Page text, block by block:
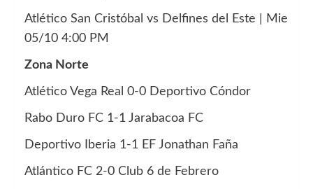
Atlético San Cristóbal vs Delfines del Este | Mie
05/10 4:00 PM
Zona Norte
Atlético Vega Real 0-0 Deportivo Cóndor
Rabo Duro FC 1-1 Jarabacoa FC
Deportivo Iberia 1-1 EF Jonathan Faña
Atlántico FC 2-0 Club 6 de Febrero